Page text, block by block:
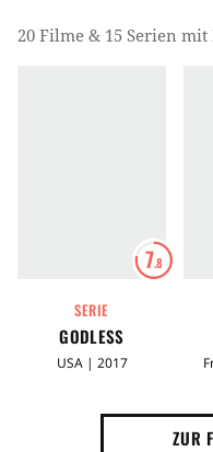
20 Filme & 15 Serien
7.8
SERIE
GODLESS
USA | 2017
ZUR